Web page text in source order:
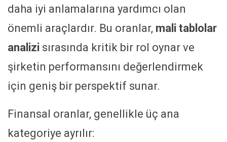
daha iyi anlamalarına yardımcı olan
önemli araçlardır. Bu oranlar, mali tablolar
analizi sırasında kritik bir rol oynar ve
şirketin performansını değerlendirmek
için geniş bir perspektif sunar.
Finansal oranlar, genellikle üç ana
kategoriye ayrılır: